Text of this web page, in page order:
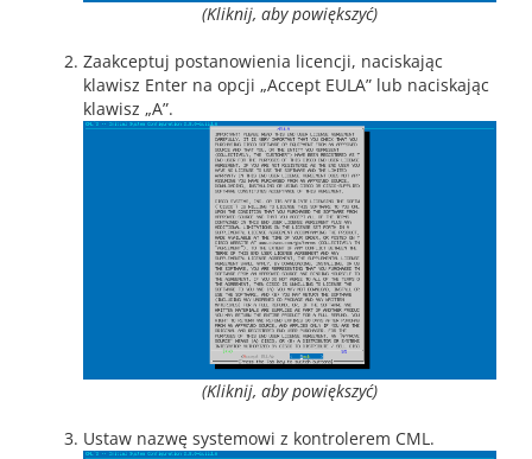
(Kliknij, aby powiększyć)
Zaakceptuj postanowienia licencji, naciskając
klawisz Enter na opcji „Accept EULA” lub naciskając
klawisz „A”.
(Kliknij, aby powiększyć)
Ustaw nazwę systemowi z kontrolerem CML.